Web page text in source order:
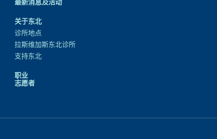
最新消息及活动
关于东北
诊所地点
拉斯维加斯东北诊所
支持东北
职业
志愿者